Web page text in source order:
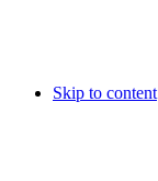
Skip to content